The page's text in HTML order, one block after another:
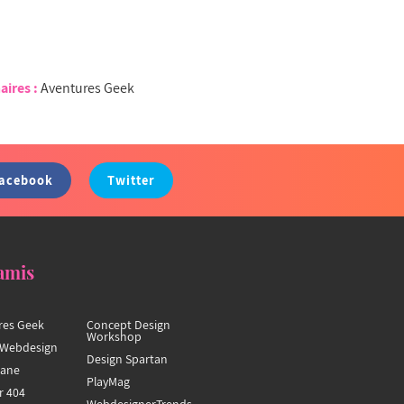
:Aventures Geek
Twitter
Geek
404
Concept Design
Workshop
Design Spartan
PlayMag